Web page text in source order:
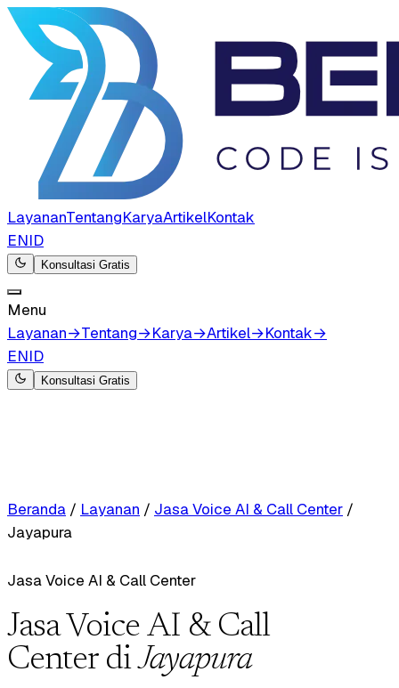
LayananTentangKaryaArtikelKontak
ENID
Konsultasi Gratis
Menu
Layanan→Tentang→Karya→Artikel→Kontak→
ENID
Konsultasi Gratis
Beranda / Layanan / Jasa Voice AI & Call Center /
Jayapura
Jasa Voice AI & Call Center
Jasa Voice AI & Call
Center diJayapura